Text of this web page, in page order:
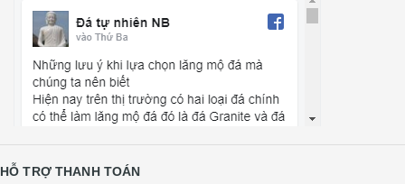
HỖ TRỢ THANH TOÁN